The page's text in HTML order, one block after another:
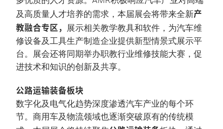
及高质量人才培养的需求，本届展会将带来全新产
教融合专区，
展示相关教学教具和软件，为汽车维
修设备及工具生产制造企业提供新型情景式展示平
台。展会还将同期举办职教行业维修技能大赛，促
进技术和知识的创新及共享。
公路运输装备板块
数字化及电气化趋势深度渗透汽车产业的每个环
节。商用车及物流领域也逐渐突破原有的传统模